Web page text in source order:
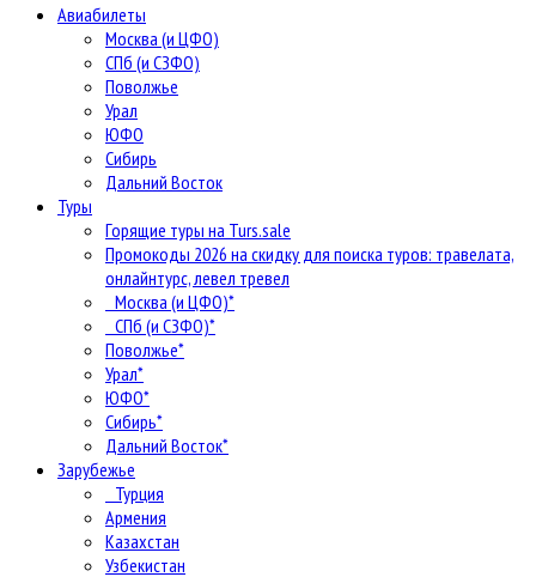
Авиабилеты
Москва (и ЦФО)
СПб (и СЗФО)
Поволжье
Урал
ЮФО
Сибирь
Дальний Восток
Туры
Горящие туры на Turs.sale
Промокоды 2026 на скидку для поиска туров: травелата,
онлайнтурс, левел тревел
Москва (и ЦФО)*
СПб (и СЗФО)*
Поволжье*
Урал*
ЮФО*
Сибирь*
Дальний Восток*
Зарубежье
Турция
Армения
Казахстан
Узбекистан